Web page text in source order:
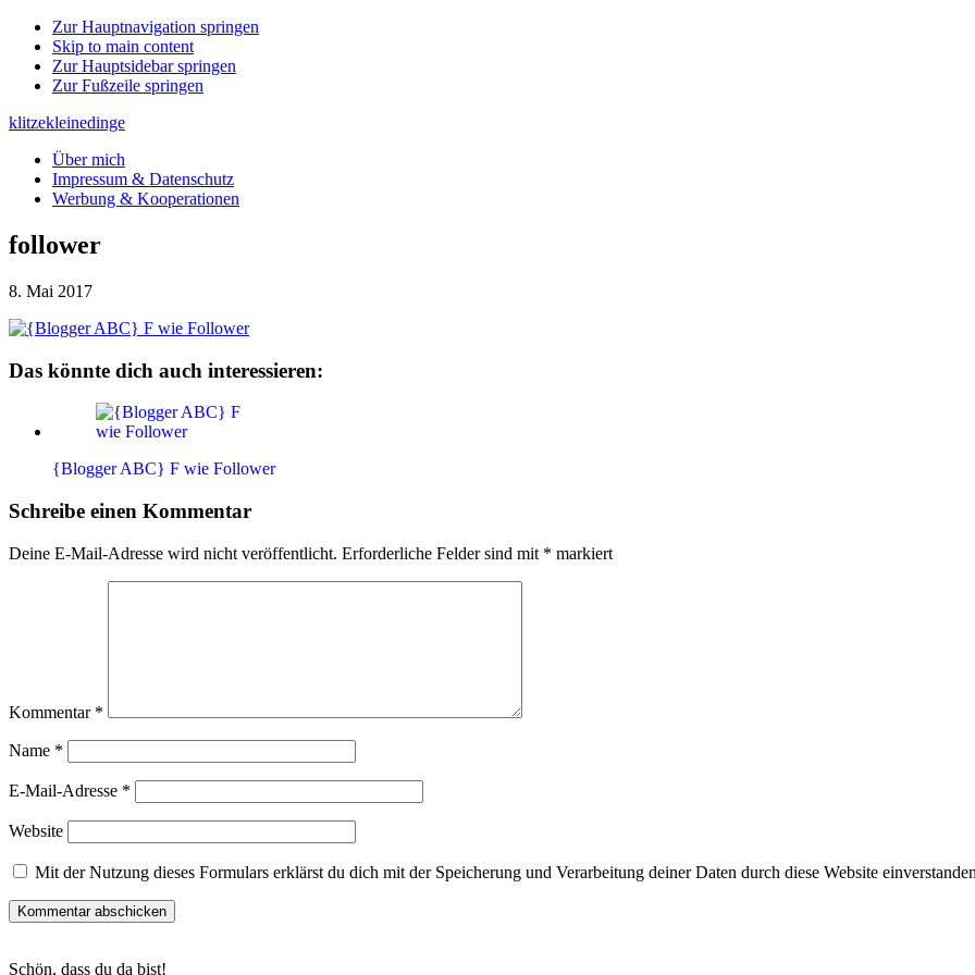
Zur Hauptnavigation springen
Skip to main content
Zur Hauptsidebar springen
Zur Fußzeile springen
klitzekleinedinge
Über mich
Impressum & Datenschutz
Werbung & Kooperationen
follower
8. Mai 2017
Das könnte dich auch interessieren:
{Blogger ABC} F wie Follower
Leser-
Schreibe einen Kommentar
Deine E-Mail-Adresse wird nicht veröffentlicht. Erforderliche Felder sind mit * markiert
Kommentar *
Name *
E-Mail-Adresse *
Website
Mit der Nutzung dieses Formulars erklärst du dich mit der Speicherung und Verarbeitung deiner Daten durch diese Website
Schön, dass du da bist!